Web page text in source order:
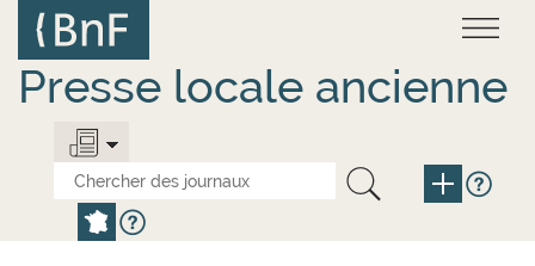
contenu
principal
Presse locale ancienne
Panneau de gestion des cookies